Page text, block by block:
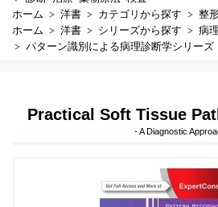
ホーム
洋書 カテゴリから探す 整
ホーム
洋書 シリーズから探す
病
パターン識別による病理診断学シリーズ
Practical Soft Tissue
- A Diagnostic